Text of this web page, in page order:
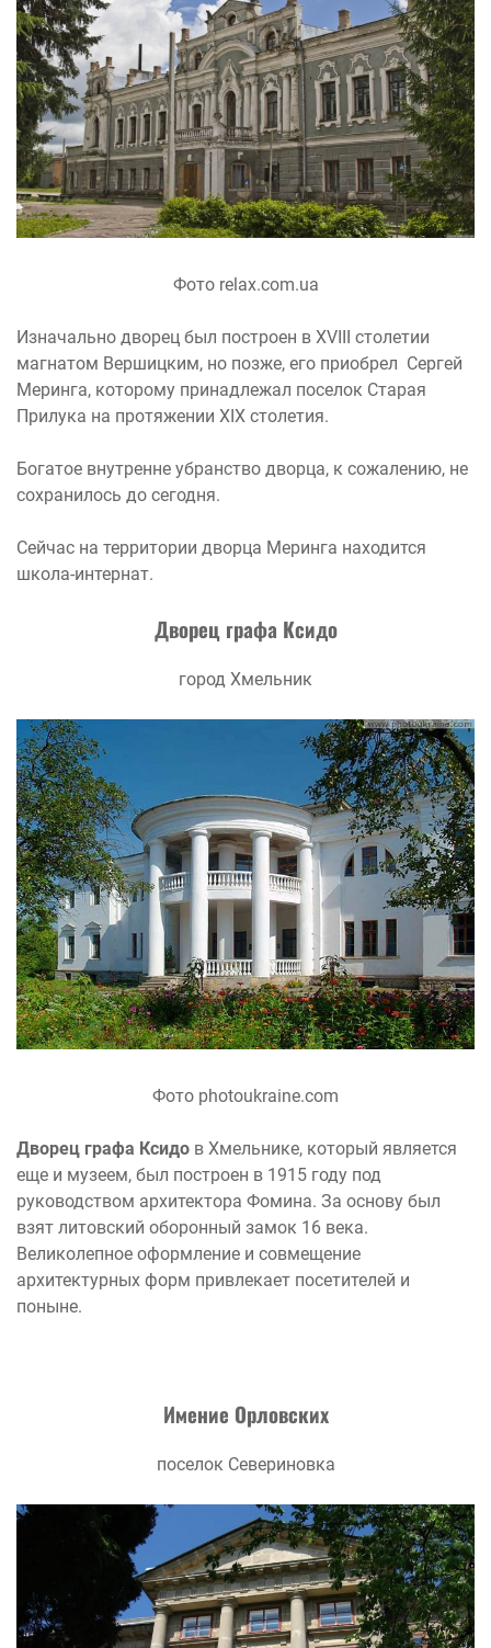
Фото relax.com.ua
Изначально дворец был построен в XVIII столетии
магнатом Вершицким, но позже, его приобрел Сергей
Меринга, которому принадлежал поселок Старая
Прилука на протяжении XIX столетия.
Богатое внутренне убранство дворца, к сожалению, не
сохранилось до сегодня.
Сейчас на территории дворца Меринга находится
школа-интернат.
Дворец графа Ксидо
город Хмельник
Фото photoukraine.com
Дворец графа Ксидо в Хмельнике, который является
еще и музеем, был построен в 1915 году под
руководством архитектора Фомина. За основу был
взят литовский оборонный замок 16 века.
Великолепное оформление и совмещение
архитектурных форм привлекает посетителей и
поныне.
Имение Орловских
поселок Севериновка